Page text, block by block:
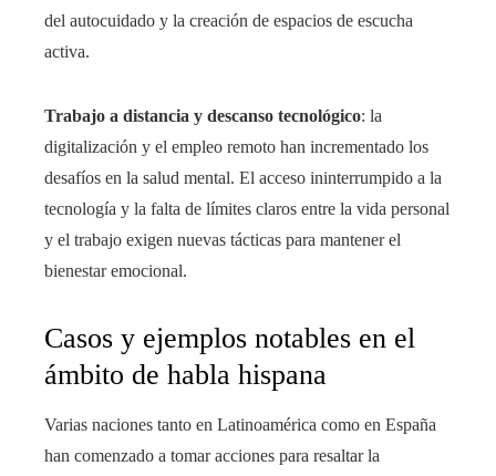
del autocuidado y la creación de espacios de escucha
activa.
Trabajo a distancia y descanso tecnológico: la
digitalización y el empleo remoto han incrementado los
desafíos en la salud mental. El acceso ininterrumpido a la
tecnología y la falta de límites claros entre la vida personal
y el trabajo exigen nuevas tácticas para mantener el
bienestar emocional.
Casos y ejemplos notables en el
ámbito de habla hispana
Varias naciones tanto en Latinoamérica como en España
han comenzado a tomar acciones para resaltar la